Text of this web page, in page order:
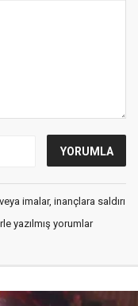
imalar, inançlara saldırı
yazılmış yorumlar